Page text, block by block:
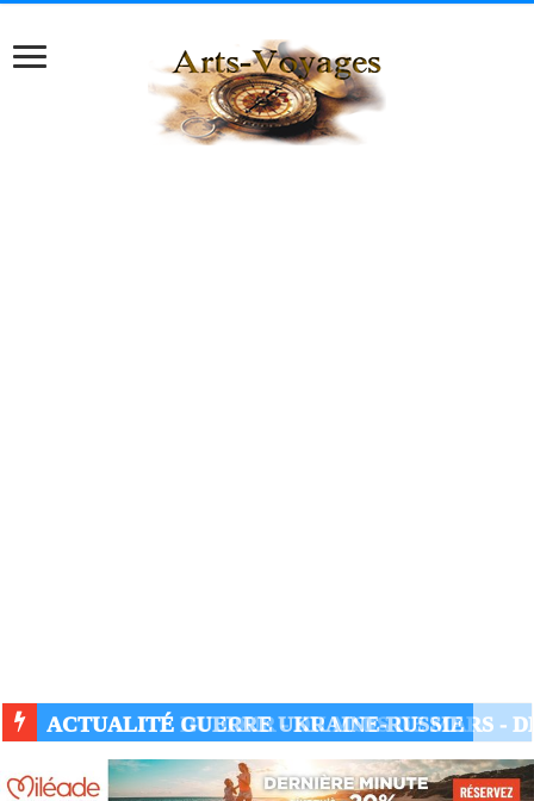
ACTUALITÉ GUERRE UKRAINE-RUSSIE